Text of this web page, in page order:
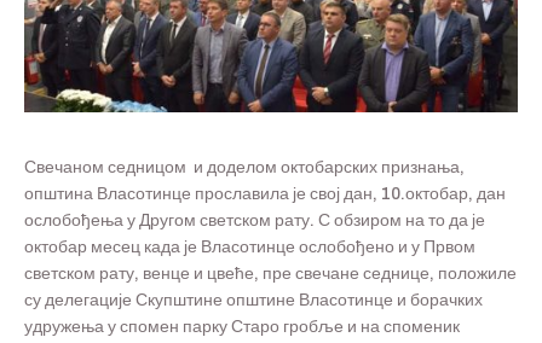
Свечаном седницом и доделом октобарских признања,
општина Власотинце прославила је свој дан, 10.октобар, дан
ослобођења у Другом светском рату. С обзиром на то да је
октобар месец када је Власотинце ослобођено и у Првом
светском рату, венце и цвеће, пре свечане седнице, положиле
су делегације Скупштине општине Власотинце и борачких
удружења у спомен парку Старо гробље и на споменик